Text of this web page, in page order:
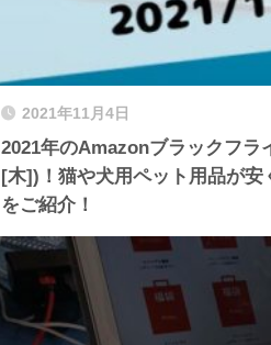
2021年11月4日
2021年のAmazonブラックフラ
[木])！猫や犬用ペット用品が
をご紹介！